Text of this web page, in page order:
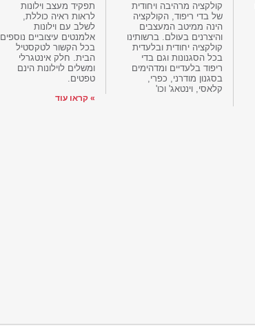
קולקציה מרהיבה ויחודית
של בדי ריפוד, הקולקציה
הינה ממיטב המעצבים
והיצרנים בעולם. ברשותינו
קולקציה יחודית ובלעדית
בכל הסגנונות וגם בדי
ריפוד בלעדיים ומדהימים
בסגנון מודרני, כפרי,
קלאסי, וינטאג' וכו'
תפקיד מעצב וילונות
לראות ראיה כוללת,
לשלב עם וילונות
אלמנטים עיצוביים נוספים
בכל הקשור לטקסטיל
הבית. חלק אינטגרלי
ומשלים לוילונות הינם
טפטים.
» קראו עוד